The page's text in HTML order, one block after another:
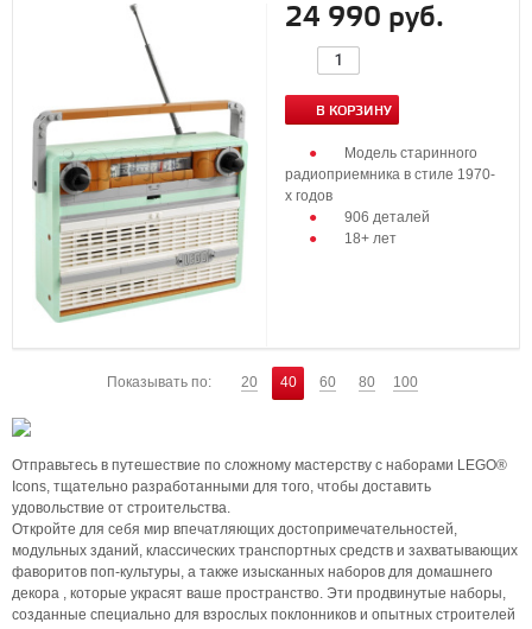
24 990 руб.
В КОРЗИНУ
Модель старинного
радиоприемника в стиле 1970-
х годов
906 деталей
18+ лет
Показывать по: 20 40 60 80 100
Отправьтесь в путешествие по сложному мастерству с наборами LEGO®
Icons, тщательно разработанными для того, чтобы доставить
удовольствие от строительства.
Откройте для себя мир впечатляющих достопримечательностей,
модульных зданий, классических транспортных средств и захватывающих
фаворитов поп-культуры, а также изысканных наборов для домашнего
декора , которые украсят ваше пространство. Эти продвинутые наборы,
созданные специально для взрослых поклонников и опытных строителей